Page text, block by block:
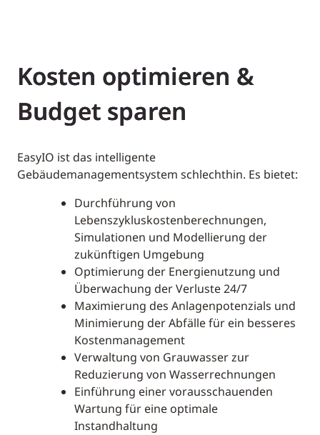
Kosten optimieren &
Budget sparen
EasyIO ist das intelligente
Gebäudemanagementsystem schlechthin. Es bietet:
Durchführung von
Lebenszykluskostenberechnungen,
Simulationen und Modellierung der
zukünftigen Umgebung
Optimierung der Energienutzung und
Überwachung der Verluste 24/7
Maximierung des Anlagenpotenzials und
Minimierung der Abfälle für ein besseres
Kostenmanagement
Verwaltung von Grauwasser zur
Reduzierung von Wasserrechnungen
Einführung einer vorausschauenden
Wartung für eine optimale
Instandhaltung